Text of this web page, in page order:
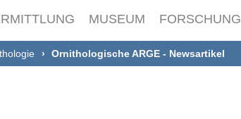
MUSEUM FORSCHUNG
Ornithologische ARGE - Newsartikel